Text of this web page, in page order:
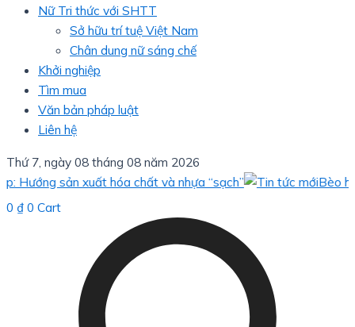
Nữ Tri thức với SHTT
Sở hữu trí tuệ Việt Nam
Chân dung nữ sáng chế
Khởi nghiệp
Tìm mua
Văn bản pháp luật
Liên hệ
Thứ 7, ngày 08 tháng 08 năm 2026
sản xuất hóa chất và nhựa “sạch”
Bèo hoa
0 ₫ 0 Cart